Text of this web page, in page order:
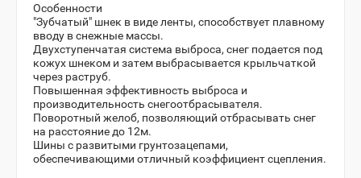
Особенности
"Зубчатый" шнек в виде ленты, способствует плавному
вводу в снежные массы.
Двухступенчатая система выброса, снег подается под
кожух шнеком и затем выбрасывается крыльчаткой
через раструб.
Повышенная эффективность выброса и
производительность снегоотбрасывателя.
Поворотный желоб, позволяющий отбрасывать снег
на расстояние до 12м.
Шины с развитыми грунтозацепами,
обеспечивающими отличный коэффициент сцепления.